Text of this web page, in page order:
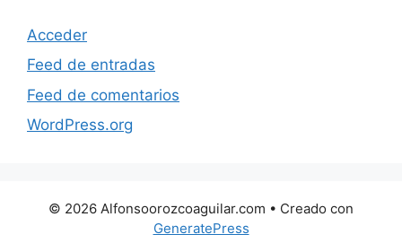
Acceder
Feed de entradas
Feed de comentarios
WordPress.org
© 2026 Alfonsoorozcoaguilar.com • Creado con
GeneratePress